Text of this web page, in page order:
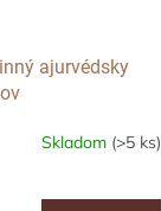
ajurvédsky
Skladom (>5 ks)